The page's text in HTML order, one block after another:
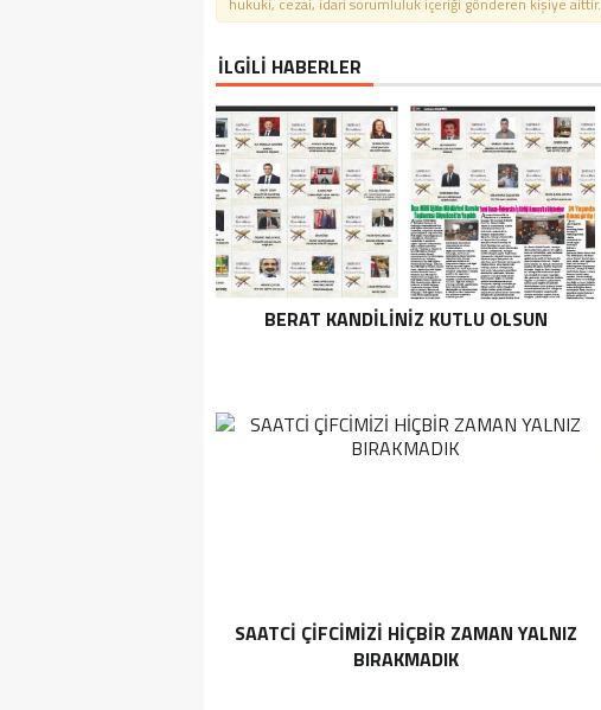
İLGİLİ HABERLER
BERAT KANDİLİNİZ KUTLU OLSUN
SAATCİ ÇİFCİMİZİ HİÇBİR ZAMAN YALNIZ
BIRAKMADIK